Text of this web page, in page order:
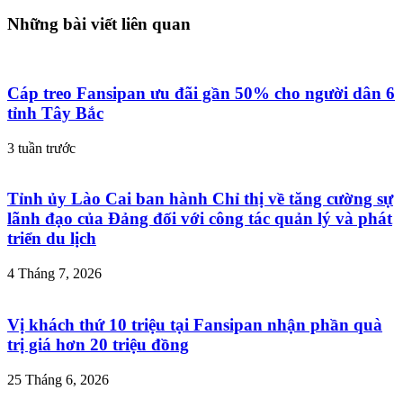
Những bài viết liên quan
Cáp treo Fansipan ưu đãi gần 50% cho người dân 6
tỉnh Tây Bắc
3 tuần trước
Tỉnh ủy Lào Cai ban hành Chỉ thị về tăng cường sự
lãnh đạo của Đảng đối với công tác quản lý và phát
triển du lịch
4 Tháng 7, 2026
Vị khách thứ 10 triệu tại Fansipan nhận phần quà
trị giá hơn 20 triệu đồng
25 Tháng 6, 2026